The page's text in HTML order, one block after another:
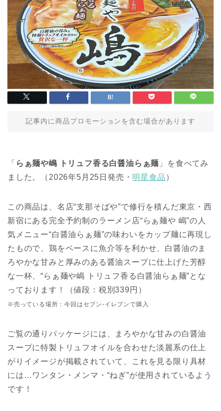
記事内に商品プロモーションを含む場合があります
「 らぁ麺や嶋 トリュフ香る白醤油らぁ麺 」を食べてみ
ました。（2026年5月25日発売・ 明星食品 ）
この商品は、名店“支那そばや”で修行を積んだ東京・西
新宿にある完全予約制のラーメン店“らぁ麺や 嶋”の人
気メニュー“白醤油らぁ麺”の味わいをカップ麺に再現し
たもので、鶏をベースに魚介等を利かせ、白醤油のま
ろやかな甘みと厚みのある醤油スープに仕上げた芳醇
な一杯、“らぁ麺や嶋 トリュフ香る白醤油らぁ麺”とな
っております！（値段：税別339円）
※売っている場所：今回はセブン-イレブンで購入
ご覧の通りパッケージには、まろやかな甘みの白醤油
スープに特製トリュフオイルを合わせた淡麗系の仕上
がりイメージが掲載されていて、これを見る限り具材
には…ワンタン・メンマ・“ねぎ”が使用されているよう
です！